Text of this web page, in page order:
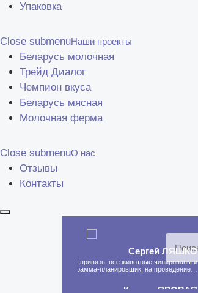
Упаковка
Close submenuНаши проекты
Беларусь молочная
Трейд Диалог
Чемпион вкуса
Беларусь мясная
Молочная ферма
Close submenuО нас
Отзывы
Контакты
Сергей ЛЯШКО
Если у нас есть беспривязь, все животные чипированы и
есть программа-планировщик, на проведение…
Ксения ЯРОВАЯ